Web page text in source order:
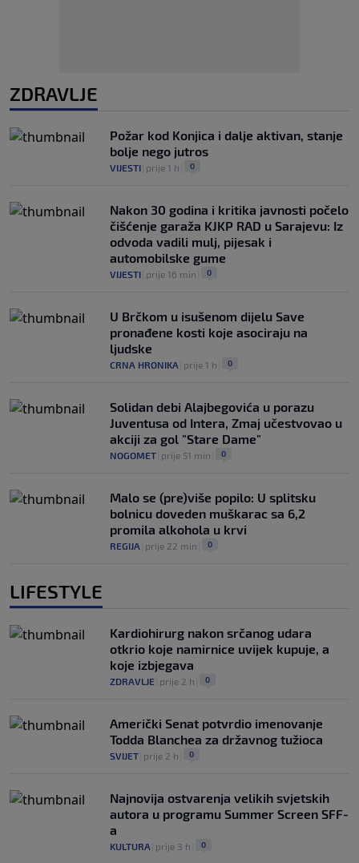
ZDRAVLJE
Požar kod Konjica i dalje aktivan, stanje
bolje nego jutros
VIJESTI prije 1 h 0
Nakon 30 godina i kritika javnosti počelo
čišćenje garaža KJKP RAD u Sarajevu: Iz
odvoda vadili mulj, pijesak i
automobilske gume
VIJESTI prije 16 min 0
U Brčkom u isušenom dijelu Save
pronađene kosti koje asociraju na
ljudske
CRNA HRONIKA prije 1 h 0
Solidan debi Alajbegovića u porazu
Juventusa od Intera, Zmaj učestvovao u
akciji za gol "Stare Dame"
NOGOMET prije 51 min 0
Malo se (pre)više popilo: U splitsku
bolnicu doveden muškarac sa 6,2
promila alkohola u krvi
REGIJA prije 22 min 0
LIFESTYLE
Kardiohirurg nakon srčanog udara
otkrio koje namirnice uvijek kupuje, a
koje izbjegava
ZDRAVLJE prije 2 h 0
Američki Senat potvrdio imenovanje
Todda Blanchea za državnog tužioca
SVIJET prije 2 h 0
Najnovija ostvarenja velikih svjetskih
autora u programu Summer Screen SFF-
a
KULTURA prije 3 h 0